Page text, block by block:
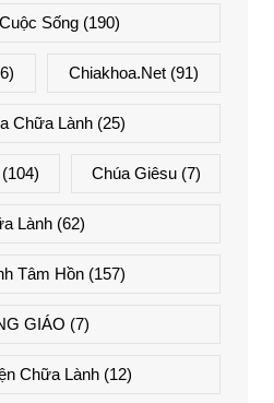
Sống (190)
Chiakhoa.net (91)
Chữa Lành(25)
(104) Chúa Giêsu(7)
Lành (62)
Tâm Hồn(157)
GIÁO (7)
Chữa Lành (12)